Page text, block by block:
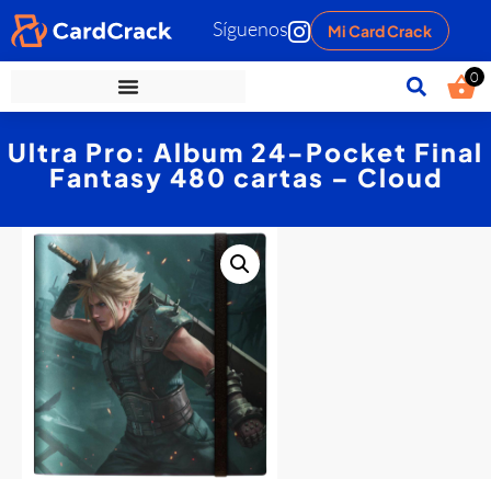
Síguenos Mi Card Crack
0
Ultra Pro: Album 24-Pocket Final
Fantasy 480 cartas – Cloud